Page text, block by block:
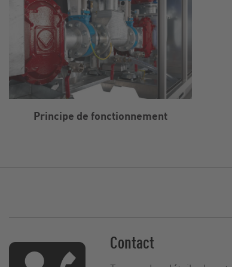
Principe de fonctionnement
Contact